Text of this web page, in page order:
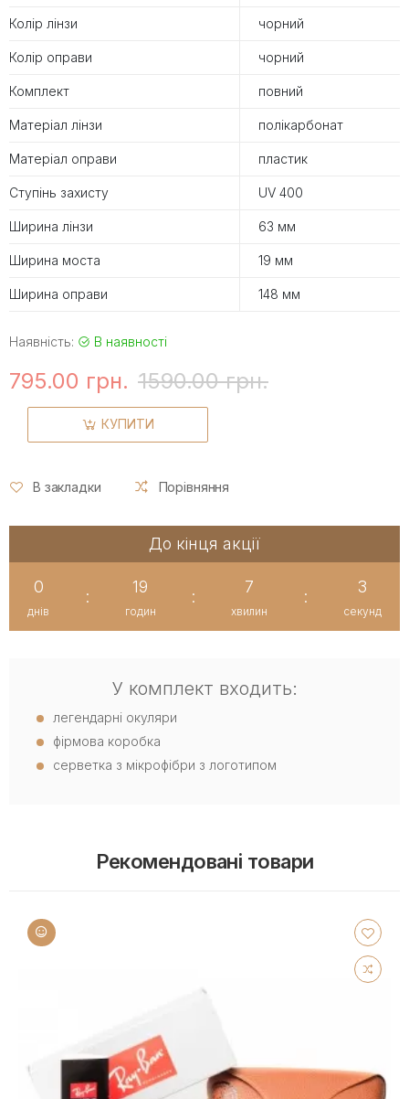
Колір лінзи чорний
Колір оправи чорний
Комплект повний
Матеріал лінзи полікарбонат
Матеріал оправи пластик
Ступінь захисту UV 400
Ширина лінзи 63 мм
Ширина моста 19 мм
Ширина оправи 148 мм
Наявність: В наявності
795.00 грн. 1590.00 грн.
КУПИТИ
В закладки Порівняння
До кінця акції
0
днів
:
19
годин
:
7
хвилин
:
2
секунд
У комплект входить:
легендарні окуляри
фірмова коробка
серветка з мікрофібри з логотипом
Рекомендовані товари